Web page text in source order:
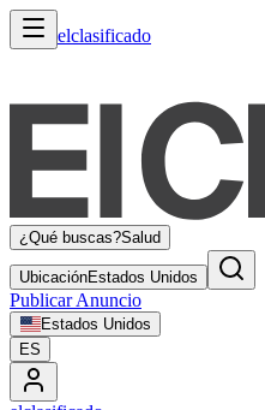
elclasificado
¿Qué buscas?Salud
UbicaciónEstados Unidos
Publicar Anuncio
Estados Unidos
ES